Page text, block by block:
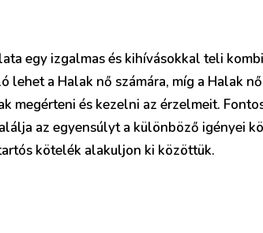
egy izgalmas és kihívásokkal teli
lehet a Halak nő számára, míg a Halak
megérteni és kezelni az érzelmeit.
az egyensúlyt a különböző igényei
kötelék alakuljon ki közöttük.